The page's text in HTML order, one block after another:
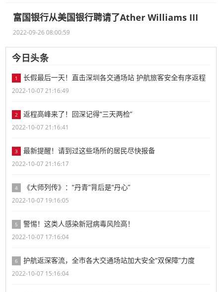
富国银行从美国银行聘请了Ather Williams III
2022-09-26 08:00:59
今日头条
1 长假最后一天！直击深圳各交通场站 护航旅客安全有序返程
2022-10-07 21:16:49
2 返程高峰来了！回深记得“三天两检”
2022-10-07 21:16:41
3 最新提醒！请到过这些场所的居民尽快报备
2022-10-07 21:16:17
4 《大师列传》：“丹青”背后是“丹心”
2022-10-07 19:16:05
5 警惕！这类人感染新冠病毒风险高！
2022-10-07 17:16:04
6 护航返深客流，全市各大交通场站加大安全“双保障”力度
2022-10-07 15:16:04